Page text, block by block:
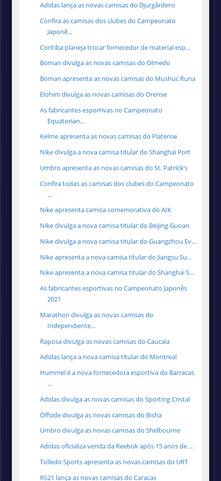
Adidas lança as novas camisas do Djurgårdens
Confira as camisas dos clubes do Campeonato
Japonê...
Coritiba planeja trocar fornecedor de material esp...
Boman divulga as novas camisas do Olmedo
Boman apresenta as novas camisas do Mushuc Runa
Elohim divulga as novas camisas do Orense
As fabricantes esportivas no Campeonato
Equatorian...
Kelme apresenta as novas camisas do Platense
Nike divulga a nova camisa titular do Shanghai Port
Umbro apresenta as novas camisas do St. Patrick’s
Confira todas as camisas dos clubes do Campeonato
...
Nike apresenta camisa comemorativa do AIK
Nike divulga a nova camisa titular do Beijing Guoan
Nike divulga a nova camisa titular do Guangzhou Ev...
Nike apresenta a nova camisa titular do Jiangsu Su...
Nike apresenta a nova camisa titular do Shanghai S...
As fabricantes esportivas no Campeonato Japonês
2021
Marathon divulga as novas camisas do
Independiente...
Raposa divulga as novas camisas do Caucaia
Adidas lança a nova camisa titular do Montreal
Hummel é a nova fornecedora esportiva do Barracas
...
Adidas divulga as novas camisas do Sporting Cristal
Offside divulga as novas camisas do Bisha
Umbro divulga as novas camisas do Shelbourne
Adidas oficializa venda da Reebok após 15 anos de ...
Tolledo Sports apresenta as novas camisas do URT
RS21 lança as novas camisas do Caracas